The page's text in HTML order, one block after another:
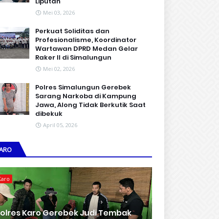
Mei 03, 2026
Perkuat Soliditas dan
Profesionalisme, Koordinator
Wartawan DPRD Medan Gelar
Raker II di Simalungun
Mei 02, 2026
Polres Simalungun Gerebek
Sarang Narkoba di Kampung
Jawa, Along Tidak Berkutik Saat
dibekuk
April 05, 2026
Karo Gerebek Judi Tembak